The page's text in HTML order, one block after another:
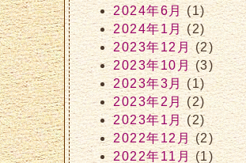
2024年6月(1)
2024年1月(2)
2023年12月(2)
2023年10月(3)
2023年3月 (1)
2023年2月(2)
2023年1月(2)
2022年12月(2)
2022年11月(1)